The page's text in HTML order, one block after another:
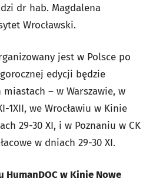
dr hab. Magdalena
Wrocławski.
jest w Polsce po
edycji będzie
– w Warszawie, w
1XII, we Wrocławiu w Kinie
29-30 XI, i w Poznaniu w CK
w dniach 29-30 XI.
HumanDOC w Kinie Nowe